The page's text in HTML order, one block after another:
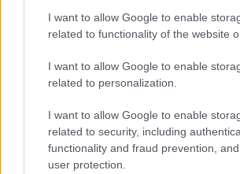
I want to allow Google to enable
related to functionality of the website
I want to allow Google to enable
related to personalization.
I want to allow Google to enable
related to security, including
functionality and fraud prevention,
user protection.